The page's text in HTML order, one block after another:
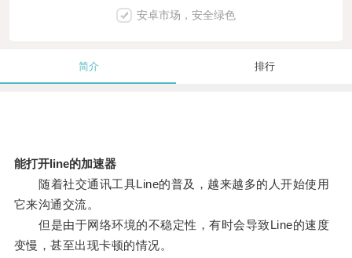
安卓市场，安全绿色
简介 排行
能打开line的加速器
随着社交通讯工具Line的普及，越来越多的人开始使用
它来沟通交流。
但是由于网络环境的不稳定性，有时会导致Line的速度
变慢，甚至出现卡顿的情况。